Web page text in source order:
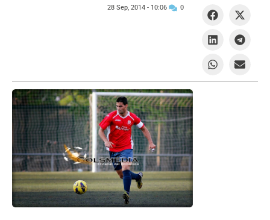
28 Sep, 2014 - 10:06 0